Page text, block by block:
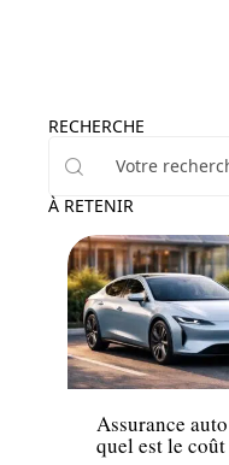
RECHERCHE
À RETENIR
Assurance
Assurance
quel est le